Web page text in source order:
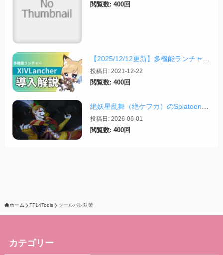
閲覧数: 400回
投稿日: 2021-12-22
閲覧数: 400回
投稿日: 2026-06-01
閲覧数: 400回
ホーム FF14Tools ツールバレ対策
カテゴリー